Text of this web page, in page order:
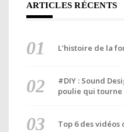
ARTICLES RÉCENTS
L’histoire de la
#DIY : Sound
poulie qui tourne
Top 6 des vidéos